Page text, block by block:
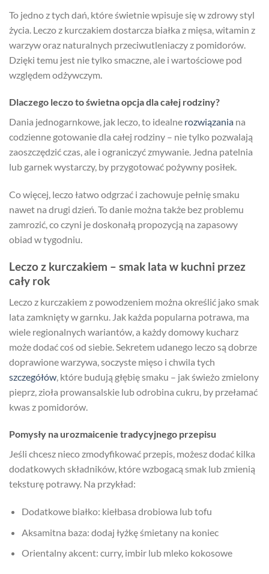
To jedno z tych dań, które świetnie wpisuje się w zdrowy styl
życia. Leczo z kurczakiem dostarcza białka z mięsa, witamin z
warzyw oraz naturalnych przeciwutleniaczy z pomidorów.
Dzięki temu jest nie tylko smaczne, ale i wartościowe pod
względem odżywczym.
Dlaczego leczo to świetna opcja dla całej rodziny?
Dania jednogarnkowe, jak leczo, to idealne rozwiązania na
codzienne gotowanie dla całej rodziny – nie tylko pozwalają
zaoszczędzić czas, ale i ograniczyć zmywanie. Jedna patelnia
lub garnek wystarczy, by przygotować pożywny posiłek.
Co więcej, leczo łatwo odgrzać i zachowuje pełnię smaku
nawet na drugi dzień. To danie można także bez problemu
zamrozić, co czyni je doskonałą propozycją na zapasowy
obiad w tygodniu.
Leczo z kurczakiem – smak lata w kuchni przez
cały rok
Leczo z kurczakiem z powodzeniem można określić jako smak
lata zamknięty w garnku. Jak każda popularna potrawa, ma
wiele regionalnych wariantów, a każdy domowy kucharz
może dodać coś od siebie. Sekretem udanego leczo są dobrze
doprawione warzywa, soczyste mięso i chwila tych
szczegółów , które budują głębię smaku – jak świeżo zmielony
pieprz, zioła prowansalskie lub odrobina cukru, by przełamać
kwas z pomidorów.
Pomysły na urozmaicenie tradycyjnego przepisu
Jeśli chcesz nieco zmodyfikować przepis, możesz dodać kilka
dodatkowych składników, które wzbogacą smak lub zmienią
teksturę potrawy. Na przykład:
Dodatkowe białko: kiełbasa drobiowa lub tofu
Aksamitna baza: dodaj łyżkę śmietany na koniec
Orientalny akcent: curry, imbir lub mleko kokosowe